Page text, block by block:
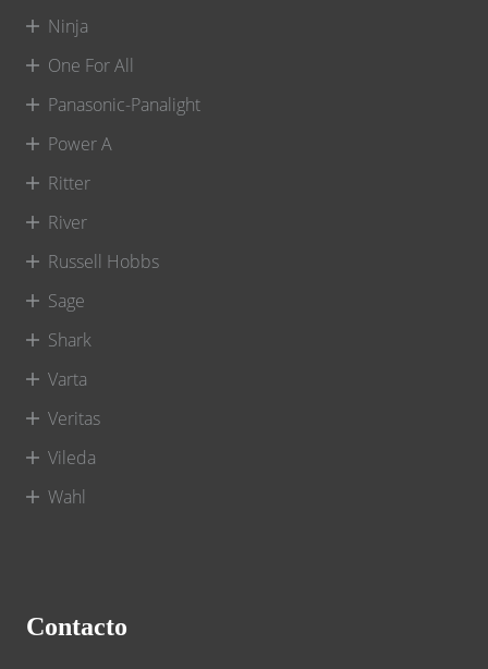
Ninja
One For All
Panasonic-Panalight
Power A
Ritter
River
Russell Hobbs
Sage
Shark
Varta
Veritas
Vileda
Wahl
Contacto